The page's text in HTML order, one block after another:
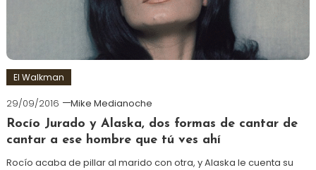
El Walkman
29/09/2016
Mike Medianoche
Rocío Jurado y Alaska, dos formas de cantar de
cantar a ese hombre que tú ves ahí
Rocío acaba de pillar al marido con otra, y Alaska le cuenta su